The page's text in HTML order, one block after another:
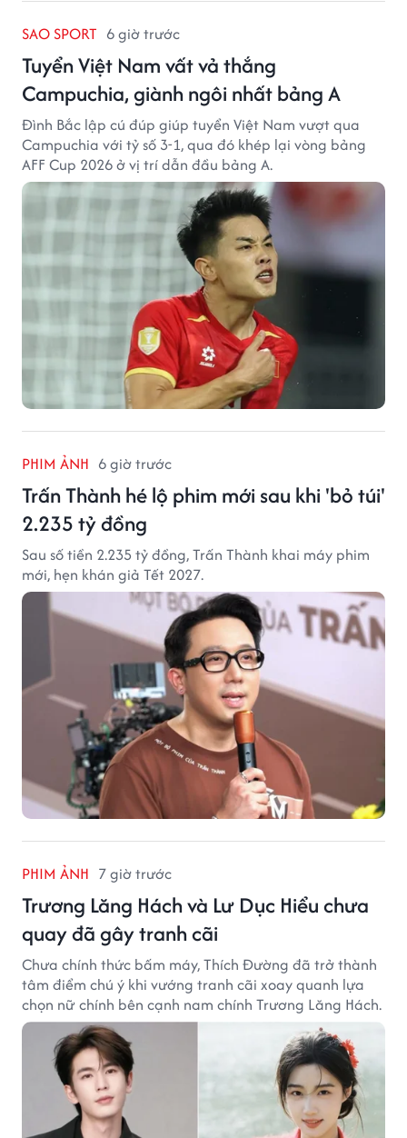
SAO SPORT 6 giờ trước
Tuyển Việt Nam vất vả thắng
Campuchia, giành ngôi nhất bảng A
Đình Bắc lập cú đúp giúp tuyển Việt Nam vượt qua
Campuchia với tỷ số 3-1, qua đó khép lại vòng bảng
AFF Cup 2026 ở vị trí dẫn đầu bảng A.
PHIM ẢNH 6 giờ trước
Trấn Thành hé lộ phim mới sau khi 'bỏ túi'
2.235 tỷ đồng
Sau số tiền 2.235 tỷ đồng, Trấn Thành khai máy phim
mới, hẹn khán giả Tết 2027.
PHIM ẢNH 7 giờ trước
Trương Lăng Hách và Lư Dục Hiểu chưa
quay đã gây tranh cãi
Chưa chính thức bấm máy, Thích Đường đã trở thành
tâm điểm chú ý khi vướng tranh cãi xoay quanh lựa
chọn nữ chính bên cạnh nam chính Trương Lăng Hách.